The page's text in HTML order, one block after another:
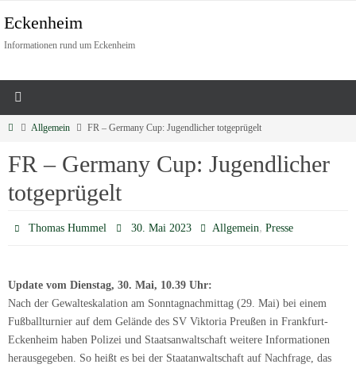
Eckenheim
Informationen rund um Eckenheim
Allgemein FR – Germany Cup: Jugendlicher totgeprügelt
FR – Germany Cup: Jugendlicher
totgeprügelt
Thomas Hummel 30. Mai 2023 Allgemein, Presse
Update vom Dienstag, 30. Mai, 10.39 Uhr:
Nach der Gewalteskalation am Sonntagnachmittag (29. Mai) bei einem
Fußballturnier auf dem Gelände des SV Viktoria Preußen in Frankfurt-
Eckenheim haben Polizei und Staatsanwaltschaft weitere Informationen
herausgegeben. So heißt es bei der Staatanwaltschaft auf Nachfrage, das